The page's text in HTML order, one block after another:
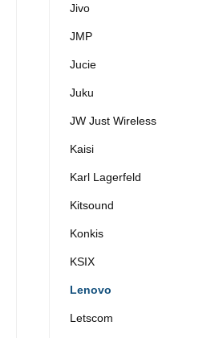
Jivo
JMP
Jucie
Juku
JW Just Wireless
Kaisi
Karl Lagerfeld
Kitsound
Konkis
KSIX
Lenovo
Letscom